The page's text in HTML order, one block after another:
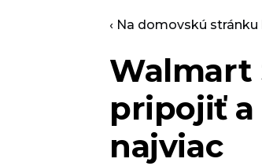
‹ Na domovskú
Walmart
pripojiť a
najviac